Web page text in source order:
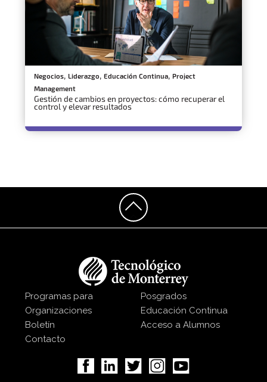
Negocios, Liderazgo, Educación Continua, Project
Management
Gestión de cambios en proyectos: cómo recuperar el
control y elevar resultados
Programas para
Organizaciones
Boletín
Contacto
Posgrados
Educación Continua
Acceso a Alumnos